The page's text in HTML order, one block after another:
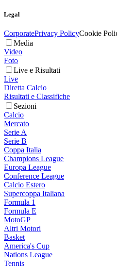
Legal
CorporatePrivacy PolicyCookie
Media
Video
Foto
Live e Risultati
Live
Diretta Calcio
Risultati e Classifiche
Sezioni
Calcio
Mercato
Serie A
Serie B
Coppa Italia
Champions League
Europa League
Conference League
Calcio Estero
Supercoppa Italiana
Formula 1
Formula E
MotoGP
Altri Motori
Basket
America's Cup
Nations League
Tennis